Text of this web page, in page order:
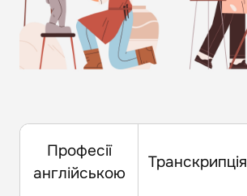
Професії
англійською
Транскрипція